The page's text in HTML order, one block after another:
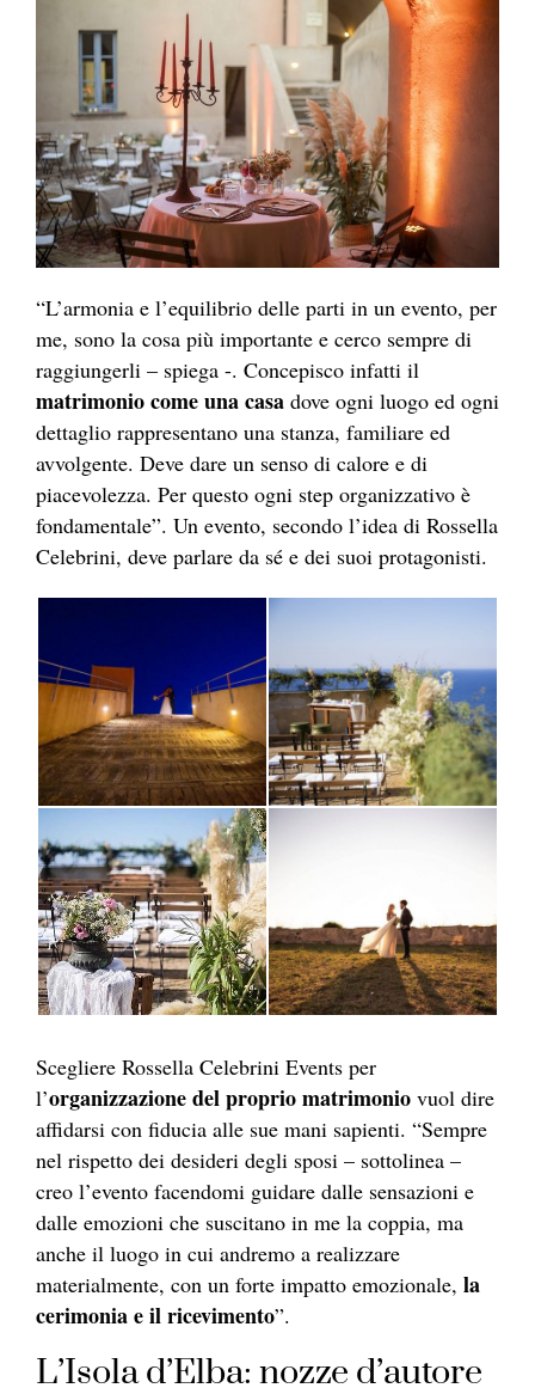
“L’armonia e l’equilibrio delle parti in un evento, per
me, sono la cosa più importante e cerco sempre di
raggiungerli – spiega -. Concepisco infatti il
matrimonio come una casa dove ogni luogo ed ogni
dettaglio rappresentano una stanza, familiare ed
avvolgente. Deve dare un senso di calore e di
piacevolezza. Per questo ogni step organizzativo è
fondamentale”. Un evento, secondo l’idea di Rossella
Celebrini, deve parlare da sé e dei suoi protagonisti.
Scegliere Rossella Celebrini Events per
l’organizzazione del proprio matrimonio vuol dire
affidarsi con fiducia alle sue mani sapienti. “Sempre
nel rispetto dei desideri degli sposi – sottolinea –
creo l’evento facendomi guidare dalle sensazioni e
dalle emozioni che suscitano in me la coppia, ma
anche il luogo in cui andremo a realizzare
materialmente, con un forte impatto emozionale, la
cerimonia e il ricevimento”.
L’Isola d’Elba: nozze d’autore